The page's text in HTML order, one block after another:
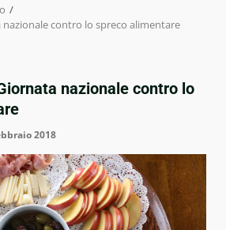
nazionale contro lo spreco alimentare
nazionale contro lo
2018